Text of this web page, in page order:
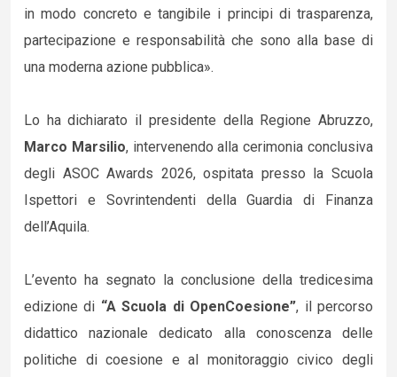
in modo concreto e tangibile i principi di trasparenza,
partecipazione e responsabilità che sono alla base di
una moderna azione pubblica».
Lo ha dichiarato il presidente della Regione Abruzzo,
Marco Marsilio, intervenendo alla cerimonia conclusiva
degli ASOC Awards 2026, ospitata presso la Scuola
Ispettori e Sovrintendenti della Guardia di Finanza
dell’Aquila.
L’evento ha segnato la conclusione della tredicesima
edizione di “A Scuola di OpenCoesione”, il percorso
didattico nazionale dedicato alla conoscenza delle
politiche di coesione e al monitoraggio civico degli